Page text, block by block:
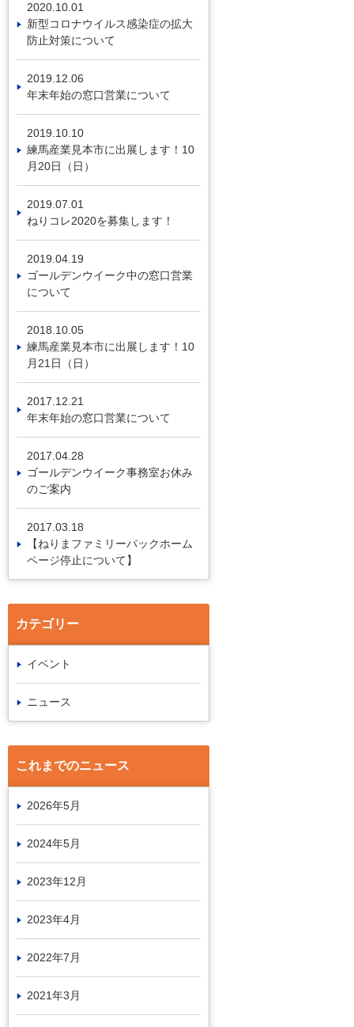
2020.10.01
新型コロナウイルス感染症の拡大
防止対策について
2019.12.06
年末年始の窓口営業について
2019.10.10
練馬産業見本市に出展します！10
月20日（日）
2019.07.01
ねりコレ2020を募集します！
2019.04.19
ゴールデンウイーク中の窓口営業
について
2018.10.05
練馬産業見本市に出展します！10
月21日（日）
2017.12.21
年末年始の窓口営業について
2017.04.28
ゴールデンウイーク事務室お休み
のご案内
2017.03.18
【ねりまファミリーパックホーム
ページ停止について】
カテゴリー
イベント
ニュース
これまでのニュース
2026年5月
2024年5月
2023年12月
2023年4月
2022年7月
2021年3月